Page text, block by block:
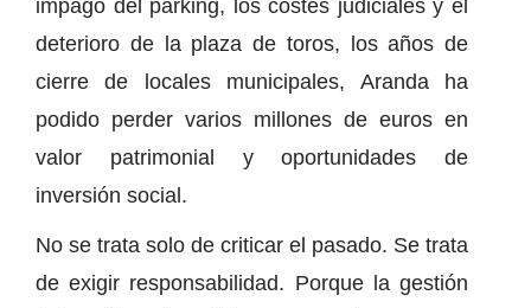
impago del parking, los costes judiciales y el
deterioro de la plaza de toros, los años de
cierre de locales municipales, Aranda ha
podido perder varios millones de euros en
valor patrimonial y oportunidades de
inversión social.
No se trata solo de criticar el pasado. Se trata
de exigir responsabilidad. Porque la gestión